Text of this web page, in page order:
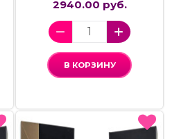
2940.00 руб.
В КОРЗИНУ